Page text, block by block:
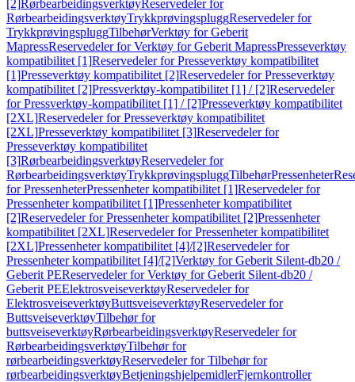
[2]RørbearbeidingsverktøyReservedeler for
RørbearbeidingsverktøyTrykkprøvingspluggReservedeler for
TrykkprøvingspluggTilbehørVerktøy for Geberit
MapressReservedeler for Verktøy for Geberit MapressPresseverktøy
kompatibilitet [1]Reservedeler for Presseverktøy kompatibilitet
[1]Presseverktøy kompatibilitet [2]Reservedeler for Presseverktøy
kompatibilitet [2]Pressverktøy-kompatibilitet [1] / [2]Reservedeler
for Pressverktøy-kompatibilitet [1] / [2]Presseverktøy kompatibilitet
[2XL]Reservedeler for Presseverktøy kompatibilitet
[2XL]Presseverktøy kompatibilitet [3]Reservedeler for
Presseverktøy kompatibilitet
[3]RørbearbeidingsverktøyReservedeler for
RørbearbeidingsverktøyTrykkprøvingspluggTilbehørPressenheter
for PressenheterPressenheter kompatibilitet [1]Reservedeler for
Pressenheter kompatibilitet [1]Pressenheter kompatibilitet
[2]Reservedeler for Pressenheter kompatibilitet [2]Pressenheter
kompatibilitet [2XL]Reservedeler for Pressenheter kompatibilitet
[2XL]Pressenheter kompatibilitet [4]/[2]Reservedeler for
Pressenheter kompatibilitet [4]/[2]Verktøy for Geberit Silent-db20 /
Geberit PEReservedeler for Verktøy for Geberit Silent-db20 /
Geberit PEElektrosveiseverktøyReservedeler for
ElektrosveiseverktøyButtsveiseverktøyReservedeler for
ButtsveiseverktøyTilbehør for
buttsveiseverktøyRørbearbeidingsverktøyReservedeler for
RørbearbeidingsverktøyTilbehør for
rørbearbeidingsverktøyReservedeler for Tilbehør for
rørbearbeidingsverktøyBetjeningshjelpemidlerFjernkontroller